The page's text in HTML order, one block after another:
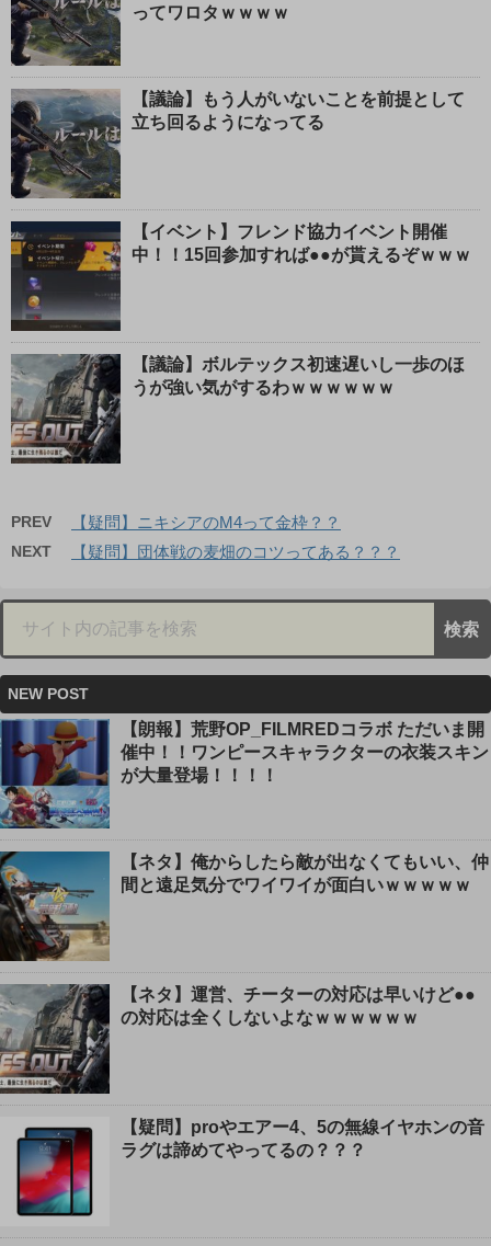
ってワロタｗｗｗｗ
【議論】もう人がいないことを前提として
立ち回るようになってる
【イベント】フレンド協力イベント開催
中！！15回参加すれば●●が貰えるぞｗｗｗ
【議論】ボルテックス初速遅いし一歩のほ
うが強い気がするわｗｗｗｗｗｗ
PREV 【疑問】ニキシアのM4って金枠？？
NEXT 【疑問】団体戦の麦畑のコツってある？？？
NEW POST
【朗報】荒野OP_FILMREDコラボ ただいま開
催中！！ワンピースキャラクターの衣装スキン
が大量登場！！！！
【ネタ】俺からしたら敵が出なくてもいい、仲
間と遠足気分でワイワイが面白いｗｗｗｗｗ
【ネタ】運営、チーターの対応は早いけど●●
の対応は全くしないよなｗｗｗｗｗｗ
【疑問】proやエアー4、5の無線イヤホンの音
ラグは諦めてやってるの？？？